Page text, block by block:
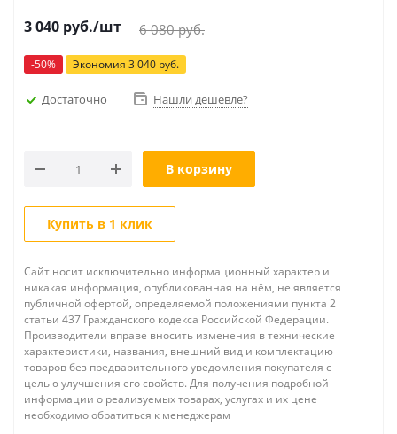
3 040 руб./шт 6 080руб.
-50% Экономия 3 040 руб.
Достаточно Нашли дешевле?
В корзину
Купить в 1 клик
Сайт носит исключительно информационный характер и
никакая информация, опубликованная на нём, не является
публичной офертой, определяемой положениями пункта 2
статьи 437 Гражданского кодекса Российской Федерации.
Производители вправе вносить изменения в технические
характеристики, названия, внешний вид и комплектацию
товаров без предварительного уведомления покупателя с
целью улучшения его свойств. Для получения подробной
информации о реализуемых товарах, услугах и их цене
необходимо обратиться к менеджерам